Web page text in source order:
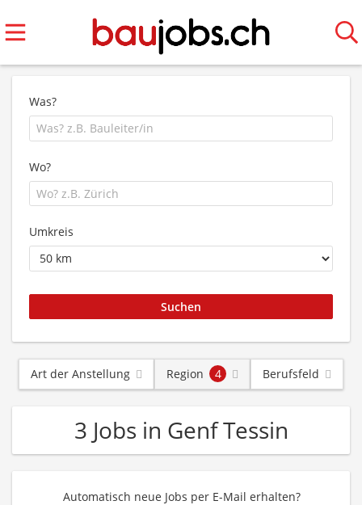
Was?
Wo?
Umkreis
Art der Anstellung Region 4 Berufsfeld
3 Jobs in Genf Tessin
Automatisch neue Jobs per E-Mail erhalten?